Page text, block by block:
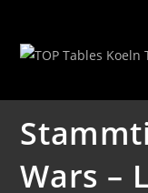
springen
Wars –